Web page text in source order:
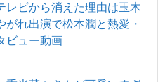
レビから消えた理由は玉木
がれ出演で松本潤と熱愛・
ビュー動画